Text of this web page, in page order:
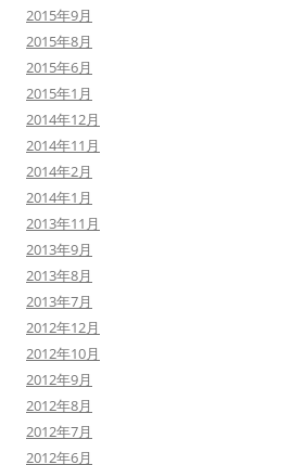
2015年9月
2015年8月
2015年6月
2015年1月
2014年12月
2014年11月
2014年2月
2014年1月
2013年11月
2013年9月
2013年8月
2013年7月
2012年12月
2012年10月
2012年9月
2012年8月
2012年7月
2012年6月